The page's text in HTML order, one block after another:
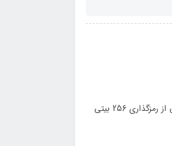
مشخصات فنی:: وزن: 210 گرم سایر قابلیت‌ها: قابلیت Backup خودکار از طریق نرم افزار دارای رمزعبور برای امنیت پشتیبانی از رمزگذاری 256 بیتی